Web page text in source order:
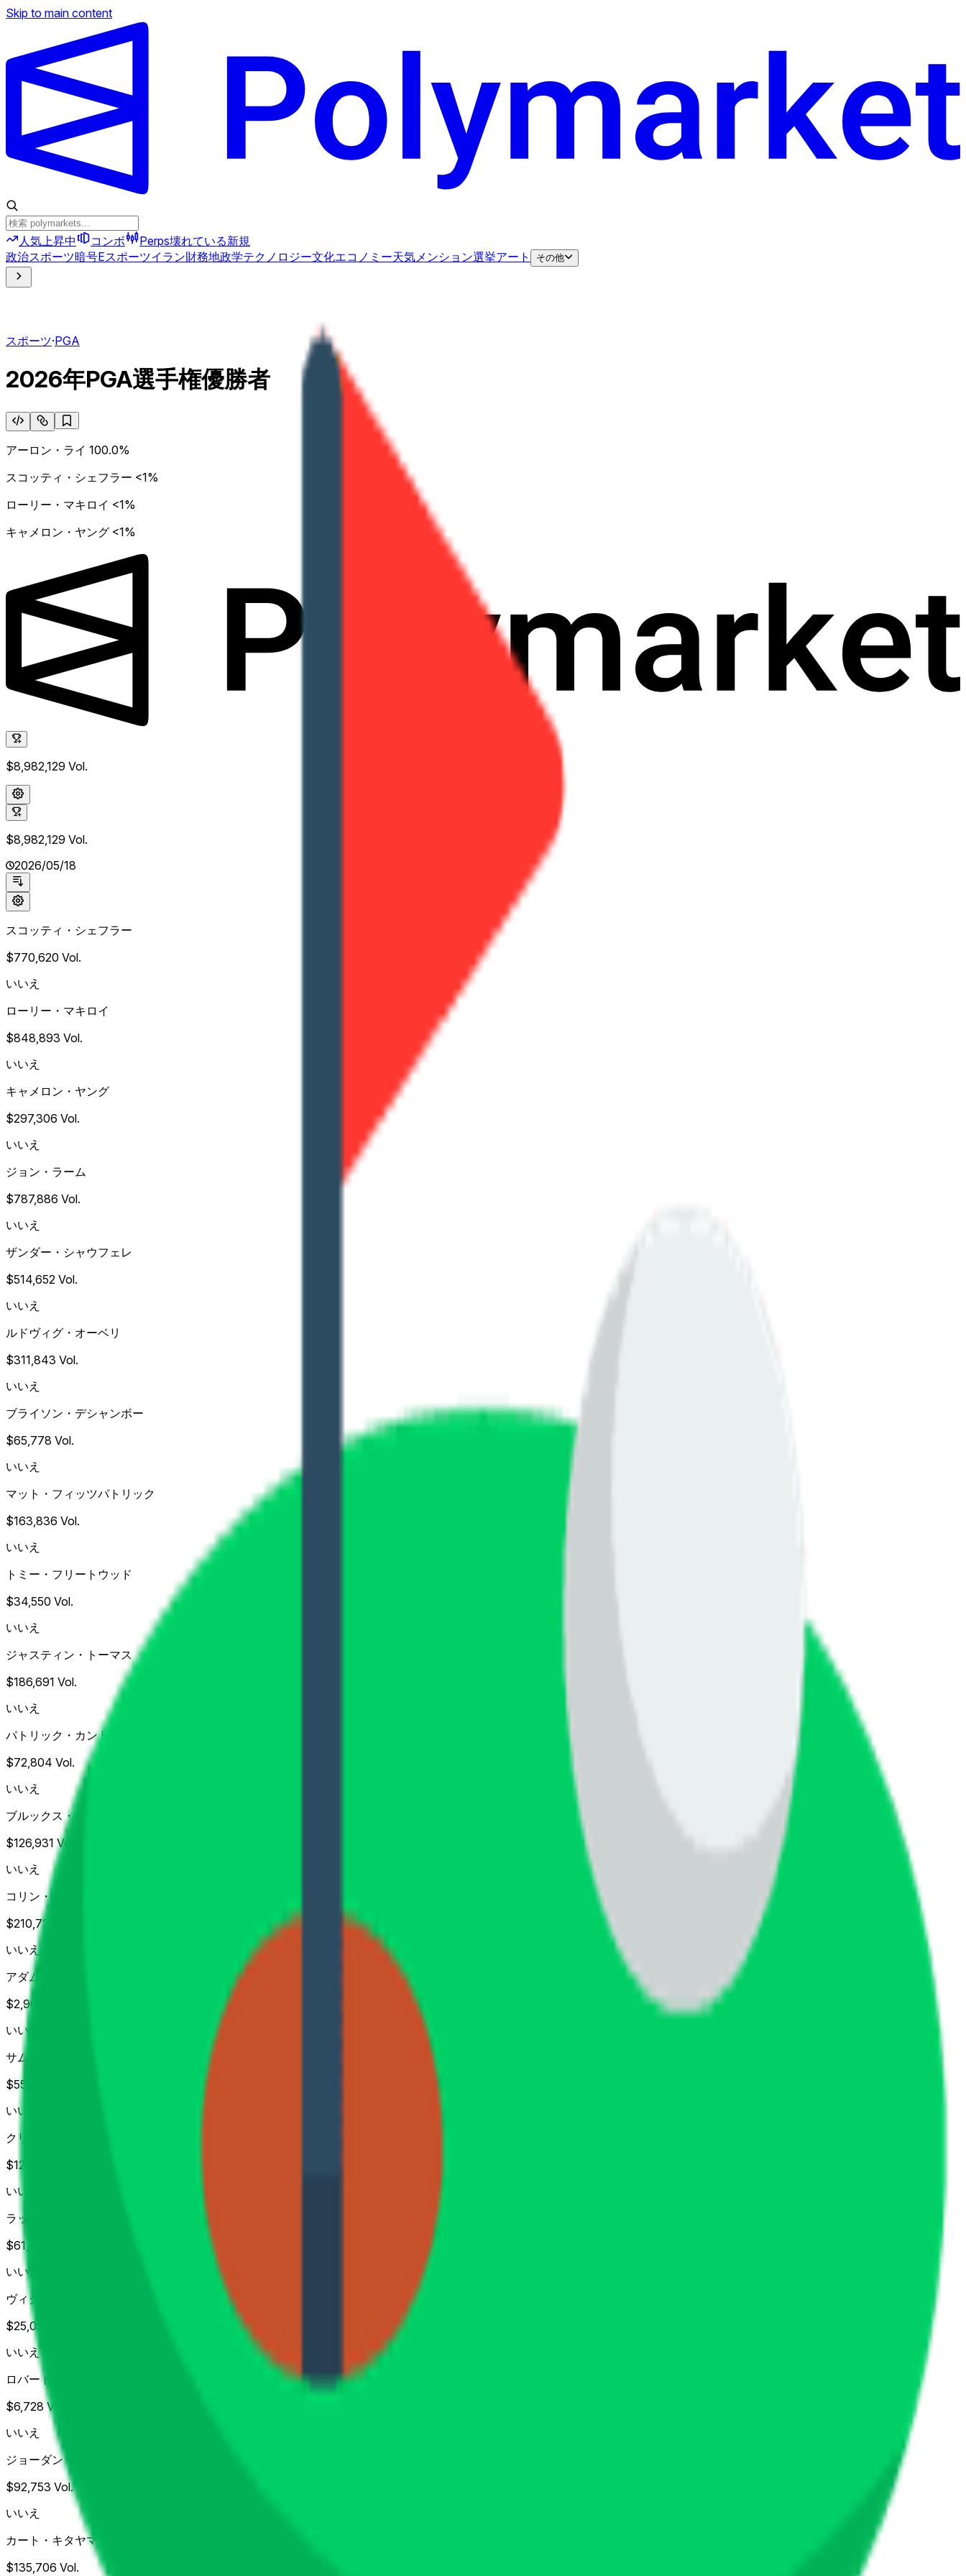
Skip to main content
人気上昇中 コンボ Perps壊れている新規
政治スポーツ暗号Eスポーツイラン財務地政学テクノロジー文化エコノミー天気 メンション選挙アート その他
スポーツ·PGA
2026年PGA選手権優勝者
アーロン・ライ 100.0%
スコッティ・シェフラー <1%
ローリー・マキロイ <1%
キャメロン・ヤング <1%
$8,982,129 Vol.
$8,982,129 Vol.
2026/05/18
スコッティ・シェフラー
$770,620 Vol.
いいえ
ローリー・マキロイ
$848,893 Vol.
いいえ
キャメロン・ヤング
$297,306 Vol.
いいえ
ジョン・ラーム
$787,886 Vol.
いいえ
ザンダー・シャウフェレ
$514,652 Vol.
いいえ
ルドヴィグ・オーベリ
$311,843 Vol.
いいえ
ブライソン・デシャンボー
$65,778 Vol.
いいえ
マット・フィッツパトリック
$163,836 Vol.
いいえ
トミー・フリートウッド
$34,550 Vol.
いいえ
ジャスティン・トーマス
$186,691 Vol.
いいえ
パトリック・カントレー
$72,804 Vol.
いいえ
ブルックス・ケプカ
$126,931 Vol.
いいえ
コリン・モリカワ
$210,723
いいえ
アダム・スコット
$2,906
いいえ
サム・バーンズ
$55,602
いいえ
クリス・ゴッタラップ
$126,313
いいえ
ラッセル・ヘンリー
$61,242
いいえ
ヴィクトル・ホヴランド
$25,055
いいえ
ロバート・マッキンタイア
$6,728 Vol.
いいえ
ジョーダン・スピース
$92,753 Vol.
いいえ
カート・キタヤマ
$135,706 Vol.